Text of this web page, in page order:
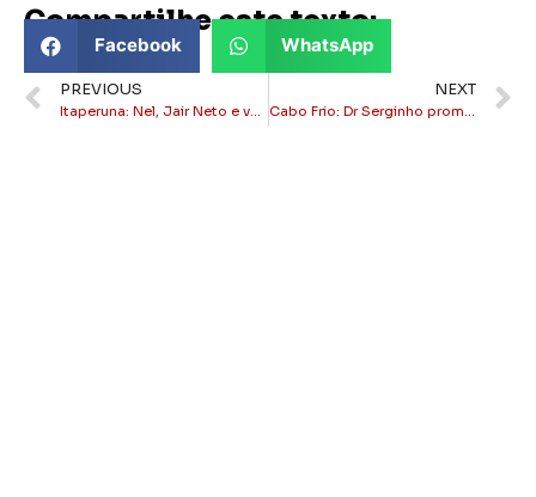
Compartilhe este texto:
Facebook WhatsApp
PREVIOUS NEXT